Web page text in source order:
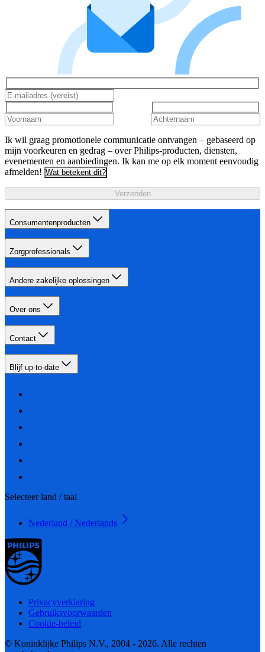
Ik wil graag promotionele communicatie ontvangen – gebaseerd op
mijn voorkeuren en gedrag – over Philips-producten, diensten,
evenementen en aanbiedingen. Ik kan me op elk moment eenvoudig
afmelden! Wat betekent dit?
Verzenden
Consumentenproducten
Zorgprofessionals
Andere zakelijke oplossingen
Over ons
Contact
Blijf up-to-date
Selecteer land / taal
Nederland / Nederlands
Privacyverklaring
Gebruiksvoorwaarden
Cookie-beleid
© Koninklijke Philips N.V., 2004 - 2026. Alle rechten